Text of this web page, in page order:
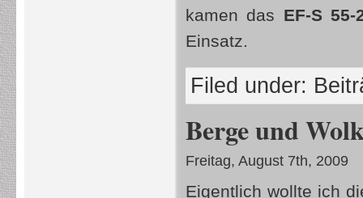
kamen das EF-S 55-
Einsatz.
Filed under:
Berge und
Freitag, August 7th, 2009
Eigentlich wollte ich